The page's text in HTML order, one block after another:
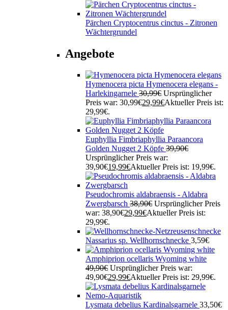
Pärchen Cryptocentrus cinctus - Zitronen
Wächtergrundel
Angebote
Hymenocera picta Hymenocera elegans -
Harlekingarnele 30,99€ Ursprünglicher
Preis war: 30,99€29,99€Aktueller Preis ist:
29,99€.
Euphyllia Fimbriaphyllia Paraancora
Golden Nugget 2 Köpfe 39,90€
Ursprünglicher Preis war:
39,90€19,99€Aktueller Preis ist: 19,99€.
Pseudochromis aldabraensis - Aldabra
Zwergbarsch 38,90€ Ursprünglicher Preis
war: 38,90€29,99€Aktueller Preis ist:
29,99€.
Nassarius sp. Wellhornschnecke 3,59€
Amphiprion ocellaris Wyoming white
49,90€ Ursprünglicher Preis war:
49,90€29,99€Aktueller Preis ist: 29,99€.
Lysmata debelius Kardinalsgarnele 33,50€